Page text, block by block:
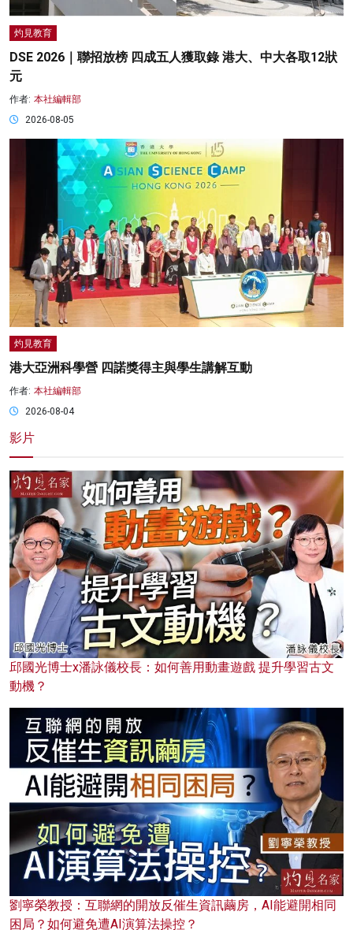
灼見教育
DSE 2026｜聯招放榜 四成五人獲取錄 港大、中大各取12狀
元
作者: 本社編輯部
2026-08-05
灼見教育
港大亞洲科學營 四諾獎得主與學生講解互動
作者: 本社編輯部
2026-08-04
影片
邱國光博士x潘詠儀校長：如何善用動畫遊戲 提升學習古文
動機？
劉寧榮教授：互聯網的開放反催生資訊繭房，AI能避開相同
困局？如何避免遭AI演算法操控？